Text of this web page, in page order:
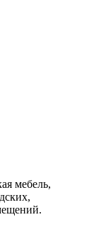
мебель,